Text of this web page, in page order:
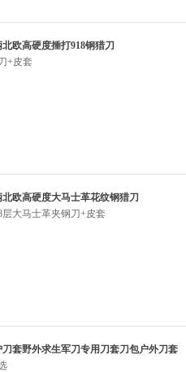
欧高硬度捶打918钢猎刀
+皮套
欧高硬度大马士革花纹钢猎刀
大马士革夹钢刀+皮套
套野外求生军刀专用刀套刀包户外刀套